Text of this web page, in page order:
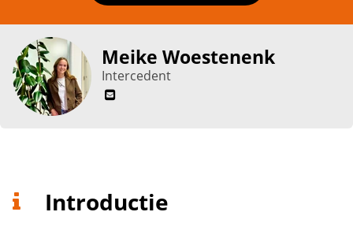
Meike Woestenenk
Intercedent
Introductie